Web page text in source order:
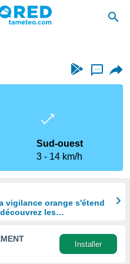
...
Sud-ouest
3
14 km/h
vigilance orange s'étend
les
Installer